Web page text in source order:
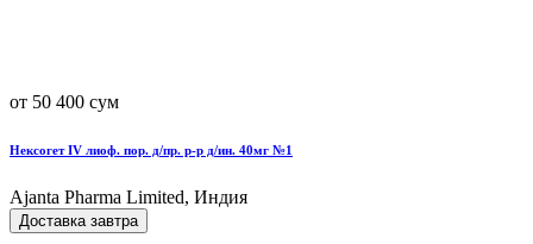
от 50 400 сум
Нексогет IV лиоф. пор. д/пр. р-р д/ин. 40мг №1
Ajanta Pharma Limited, Индия
Доставка завтра